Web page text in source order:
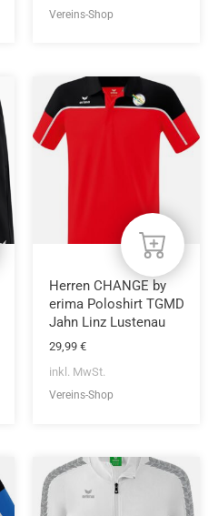
Vereins-Shop
Dieses
Produkt
weist
mehrere
Varianten
Produktseite
gewählt
werden
Herren CHANGE by
erima Poloshirt TGMD
Jahn Linz Lustenau
29,99 €
inkl. MwSt.
Vereins-Shop
Dieses
Produkt
weist